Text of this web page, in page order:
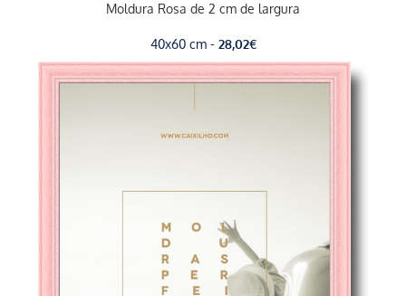
Moldura Rosa de 2 cm de largura
40x60 cm - 28,02€